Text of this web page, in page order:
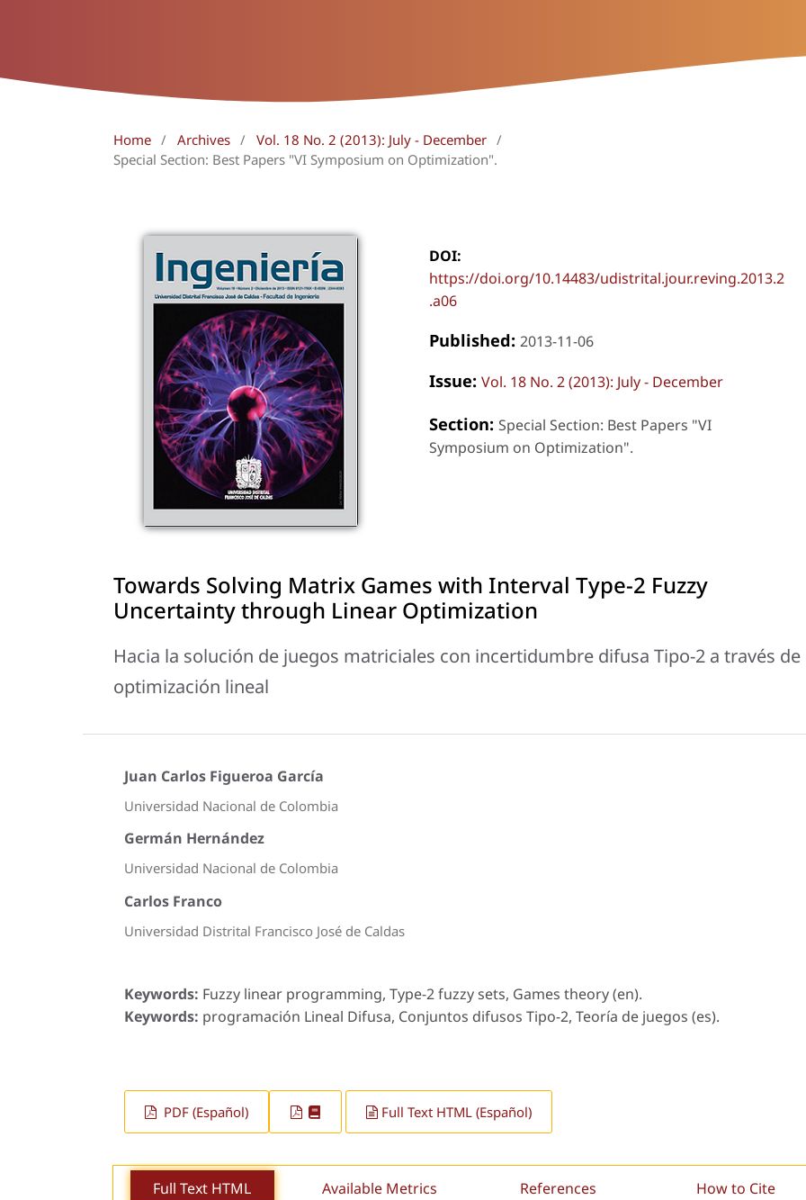
Home / Archives / Vol. 18 No. 2 (2013): July - December /
Special Section: Best Papers "VI Symposium on Optimization".
DOI:
https://doi.org/10.14483/udistrital.jour.reving.2013.2
.a06
Published: 2013-11-06
Issue: Vol. 18 No. 2 (2013): July - December
Section: Special Section: Best Papers "VI
Symposium on Optimization".
Towards Solving Matrix Games with Interval Type-2 Fuzzy
Uncertainty through Linear Optimization
Hacia la solución de juegos matriciales con incertidumbre difusa Tipo-2 a través de
optimización lineal
Juan Carlos Figueroa García
Universidad Nacional de Colombia
Germán Hernández
Universidad Nacional de Colombia
Carlos Franco
Universidad Distrital Francisco José de Caldas
Keywords: Fuzzy linear programming, Type-2 fuzzy sets, Games theory (en).
Keywords: programación Lineal Difusa, Conjuntos difusos Tipo-2, Teoría de juegos (es).
PDF (Español) Full Text HTML (Español)
Full Text HTML Available Metrics References How to Cite